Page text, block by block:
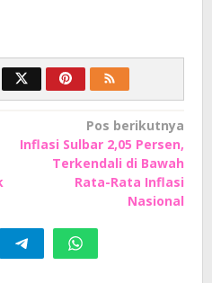
Pos berikutnya
Inflasi Sulbar 2,05 Persen,
Terkendali di Bawah
Rata-Rata Inflasi
Nasional